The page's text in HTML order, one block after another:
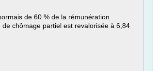
de 60 % de la rémunération
chômage partiel est revalorisée à 6,84